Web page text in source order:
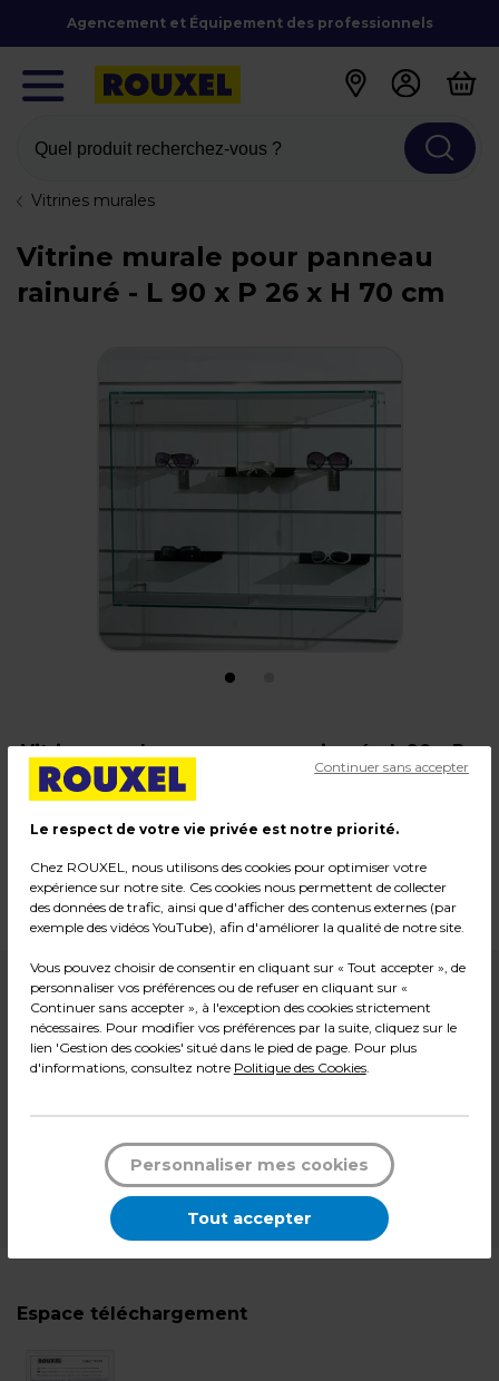
Agencement et Équipement des professionnels
Quel produit recherchez-vous ?
Vitrines murales
Vitrine murale pour panneau
rainuré - L 90 x P 26 x H 70 cm
Vitrine murale pour panneau rainuré - L 90 x P
26 x H 70 cm
Code :18739
Dimensions : L 90 x P 26 x H 70 cm
Poids : 24,04 kg
199,00€ HT
+ éco-mobilier
245,72€ TTC*
En cours d'approvisionnement
*Des frais de livraison et d'emballage peuvent s'ajouter.
Espace téléchargement
Le respect de votre vie privée est notre priorité.
Chez ROUXEL, nous utilisons des cookies pour optimiser votre
expérience sur notre site. Ces cookies nous permettent de collecter
des données de trafic, ainsi que d'afficher des contenus externes (par
exemple des vidéos YouTube), afin d'améliorer la qualité de notre site.
Vous pouvez choisir de consentir en cliquant sur « Tout accepter », de
personnaliser vos préférences ou de refuser en cliquant sur «
Continuer sans accepter », à l'exception des cookies strictement
nécessaires. Pour modifier vos préférences par la suite, cliquez sur le
lien 'Gestion des cookies' situé dans le pied de page. Pour plus
d'informations, consultez notre Politique des Cookies.
Continuer sans accepter
Personnaliser mes cookies
Tout accepter